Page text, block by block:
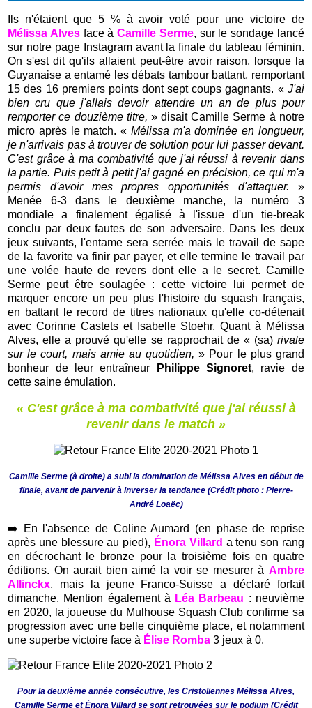
Ils n'étaient que 5 % à avoir voté pour une victoire de
Mélissa Alvesface àCamille Serme, sur le sondage lancé
sur notre page Instagram avant la finale du tableau féminin.
On s'est dit qu'ils allaient peut-être avoir raison, lorsque la
Guyanaise a entamé les débats tambour battant, remportant
15 des 16 premiers points dont sept coups gagnants. «J'ai
bien cru que j'allais devoir attendre un an de plus pour
remporter ce douzième titre, » disait Camille Serme à notre
micro après le match. « Mélissa m'a dominée en longueur,
je n'arrivais pas à trouver de solution pour lui passer devant.
C'est grâce à ma combativité que j'ai réussi à revenir dans
la partie. Puis petit à petit j'ai gagné en précision, ce qui m'a
permis d'avoir mes propres opportunités d'attaquer. »
Menée 6-3 dans le deuxième manche, la numéro 3
mondiale a finalement égalisé à l'issue d'un tie-break
conclu par deux fautes de son adversaire. Dans les deux
jeux suivants, l'entame sera serrée mais le travail de sape
de la favorite va finir par payer, et elle termine le travail par
une volée haute de revers dont elle a le secret. Camille
Serme peut être soulagée : cette victoire lui permet de
marquer encore un peu plus l'histoire du squash français,
en battant le record de titres nationaux qu'elle co-détenait
avec Corinne Castets et Isabelle Stoehr. Quant à Mélissa
Alves, elle a prouvé qu'elle se rapprochait de « (sa) rivale
sur le court, mais amie au quotidien, » Pour le plus grand
bonheur de leur entraîneur
Philippe Signoret, ravie de
cette saine émulation.
« C'est grâce à ma combativité que j'ai réussi à
revenir dans le match »
Camille Serme (à droite) a subi la domination de Mélissa Alves en début de
finale, avant de parvenir à inverser la tendance (Crédit photo : Pierre-
André Loaëc)
➡️
En l'absence de Coline Aumard (en phase de reprise
après une blessure au pied), Énora Villard a tenu son rang
en décrochant le bronze pour la troisième fois en quatre
éditions. On aurait bien aimé la voir se mesurer à Ambre
Allinckx, mais la jeune Franco-Suisse a déclaré forfait
dimanche. Mention également à Léa Barbeau : neuvième
en 2020, la joueuse du Mulhouse Squash Club confirme sa
progression avec une belle cinquième place, et notamment
une superbe victoire face à Élise Romba 3 jeux à 0.
Pour la deuxième année consécutive, les Cristoliennes Mélissa Alves,
Camille Serme etÉnora Villard se sont retrouvées sur le podium (Crédit